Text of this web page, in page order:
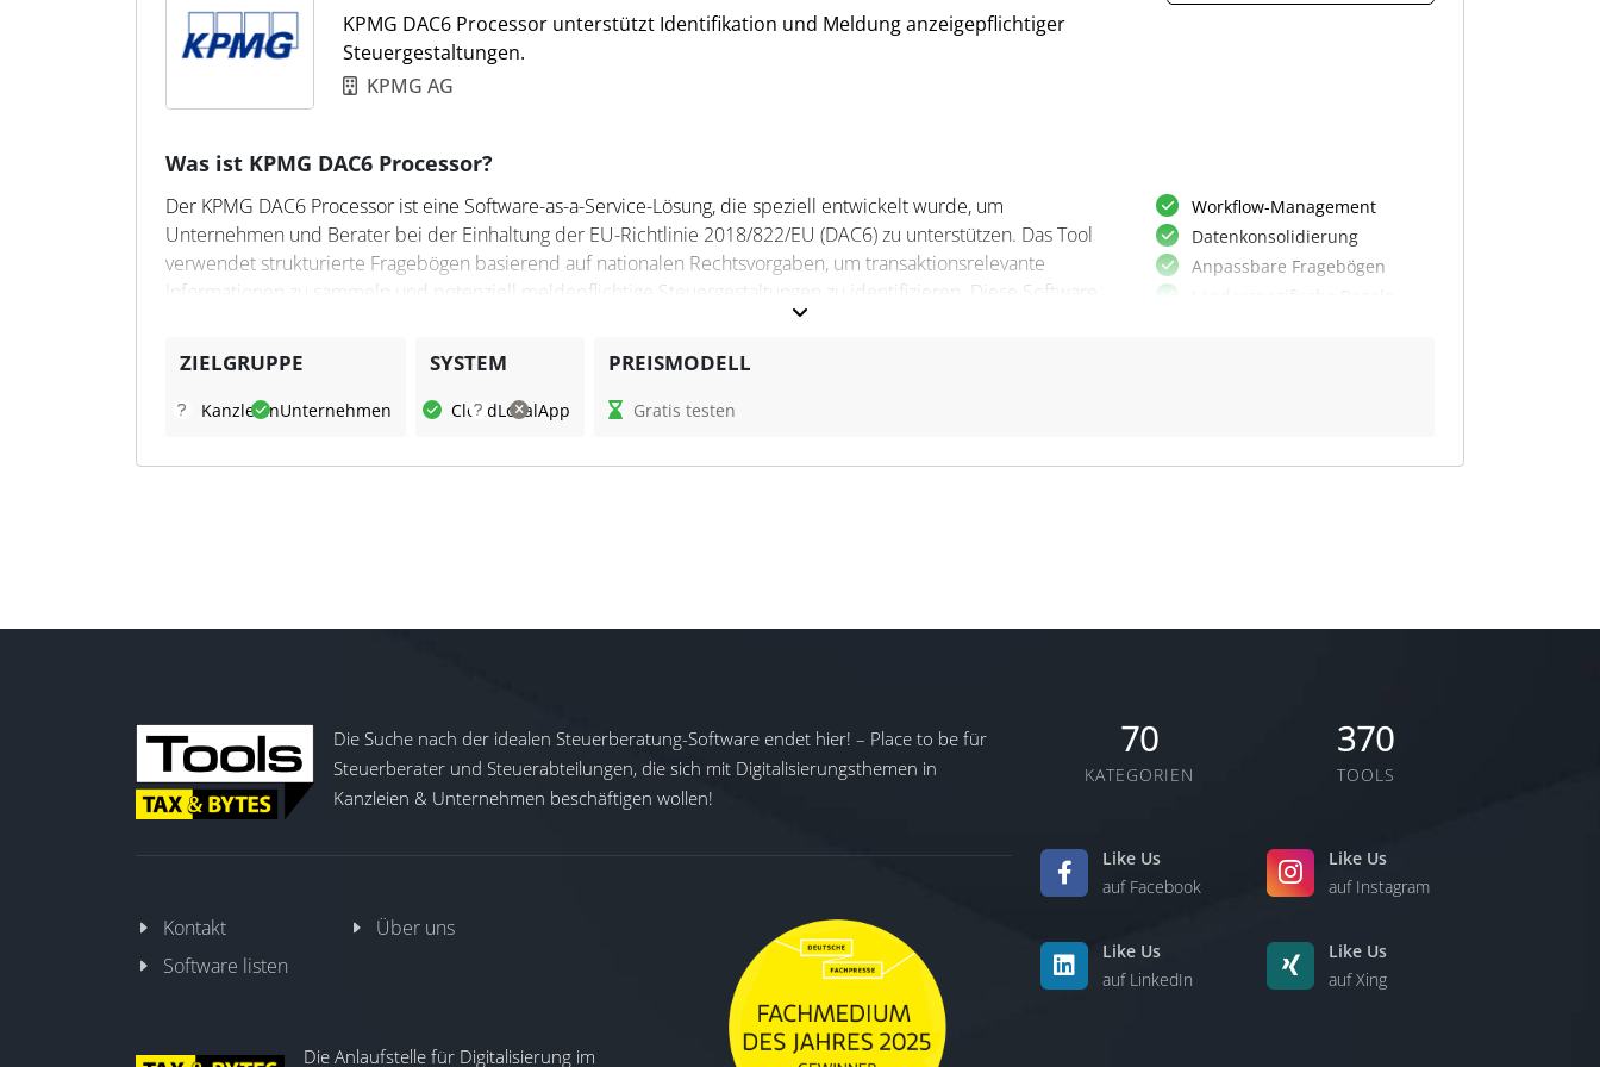
KPMG DAC6 Processor unterstützt Identifikation und Meldung anzeigepflichtiger
Steuergestaltungen.
KPMG AG
Was ist KPMG DAC6 Processor?
Der KPMG DAC6 Processor ist eine Software-as-a-Service-Lösung, die speziell entwickelt wurde, um
Unternehmen und Berater bei der Einhaltung der EU-Richtlinie 2018/822/EU (DAC6) zu unterstützen. Das Tool
verwendet strukturierte Fragebögen basierend auf nationalen Rechtsvorgaben, um transaktionsrelevante
Informationen zu sammeln und potenziell meldepflichtige Steuergestaltungen zu identifizieren. Diese Software
automatisiert den Prozess der Anwendung länderspezifischer Regelwerke und gibt eine Indikation, ob eine
Was kann KPMG DAC6 Processor?
Workflow-Management
Datenkonsolidierung
Anpassbare Fragebögen
ZIELGRUPPE
KanzleienUnternehmen
SYSTEM
CloudLokalApp
PREISMODELL
Gratis testen
Die Suche nach der idealen Steuerberatung-Software endet hier! – Place to be für
Steuerberater und Steuerabteilungen, die sich mit Digitalisierungsthemen in
Kanzleien & Unternehmen beschäftigen wollen!
Kontakt
Über uns
Software listen
Die Anlaufstelle für Digitalisierung im
70
KATEGORIEN
370
TOOLS
Like Us
auf Facebook
Like Us
auf Instagram
Like Us
auf LinkedIn
Like Us
auf Xing